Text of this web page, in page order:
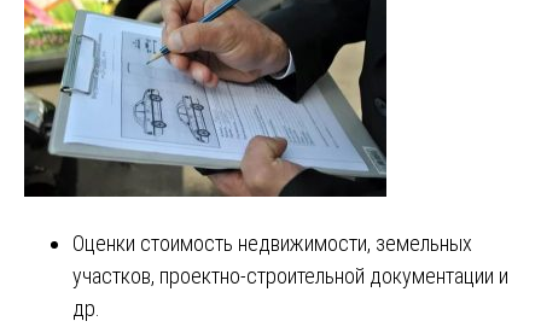
Оценки стоимость недвижимости, земельных
участков, проектно-строительной документации и
др.